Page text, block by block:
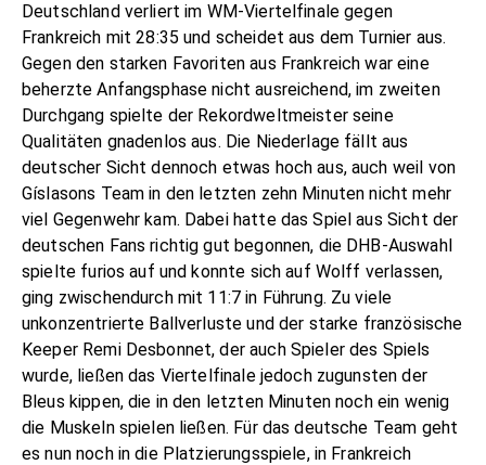
Deutschland verliert im WM-Viertelfinale gegen
Frankreich mit 28:35 und scheidet aus dem Turnier aus.
Gegen den starken Favoriten aus Frankreich war eine
beherzte Anfangsphase nicht ausreichend, im zweiten
Durchgang spielte der Rekordweltmeister seine
Qualitäten gnadenlos aus. Die Niederlage fällt aus
deutscher Sicht dennoch etwas hoch aus, auch weil von
Gíslasons Team in den letzten zehn Minuten nicht mehr
viel Gegenwehr kam. Dabei hatte das Spiel aus Sicht der
deutschen Fans richtig gut begonnen, die DHB-Auswahl
spielte furios auf und konnte sich auf Wolff verlassen,
ging zwischendurch mit 11:7 in Führung. Zu viele
unkonzentrierte Ballverluste und der starke französische
Keeper Remi Desbonnet, der auch Spieler des Spiels
wurde, ließen das Viertelfinale jedoch zugunsten der
Bleus kippen, die in den letzten Minuten noch ein wenig
die Muskeln spielen ließen. Für das deutsche Team geht
es nun noch in die Platzierungsspiele, in Frankreich